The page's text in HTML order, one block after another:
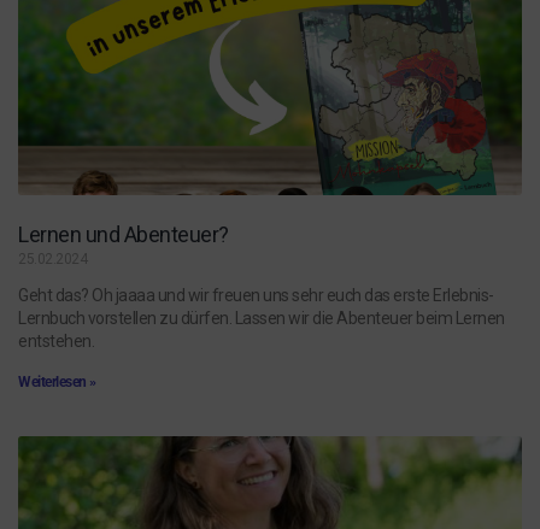
Lernen und Abenteuer?
25.02.2024
Geht das? Oh jaaaa und wir freuen uns sehr euch das erste Erlebnis-
Lernbuch vorstellen zu dürfen. Lassen wir die Abenteuer beim Lernen
entstehen.
Weiterlesen »